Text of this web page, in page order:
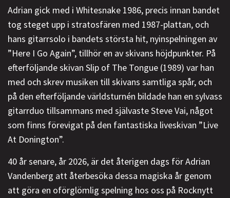
Adrian gick med i Whitesnake 1986, precis innan bandet
tog steget upp i stratosfären med 1987-plattan, och
hans gitarrsolo i bandets största hit, nyinspelningen av
”Here I Go Again”, tillhör en av skivans höjdpunkter. På
efterföljande skivan Slip of The Tongue (1989) var han
med och skrev musiken till skivans samtliga spår, och
på den efterföljande världsturnén bildade han en sylvass
gitarrduo tillsammans med självaste Steve Vai, något
som finns förevigat på den fantastiska liveskivan ”Live
At Donington”.
40 år senare, år 2026, är det återigen dags för Adrian
Vandenberg att återbesöka dessa magiska år genom
att göra en oförglömlig spelning hos oss på Rocknytt